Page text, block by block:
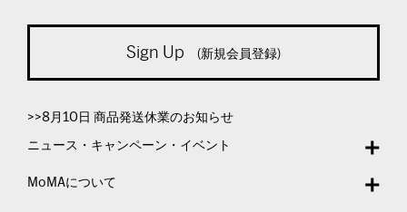
Sign Up (新規会員登録)
>>8月10日 商品発送休業のお知らせ
ニュース・キャンペーン・イベント
MoMAについて